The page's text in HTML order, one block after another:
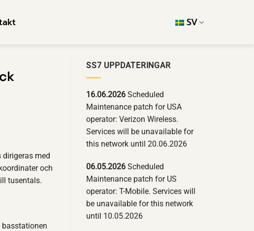
SV
med
och
tusentals.
SS7 UPPDATERINGAR
16.06.2026 Scheduled
Maintenance patch for USA
operator: Verizon Wireless.
Services will be unavailable for
this network until 20.06.2026
06.05.2026 Scheduled
Maintenance patch for US
operator: T-Mobile. Services will
be unavailable for this network
until 10.05.2026